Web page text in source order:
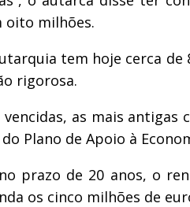
oito milhões.
tem hoje cerca
rigorosa.
as mais
Plano de Apoio à
prazo de 20 anos, o
os cinco milhões de